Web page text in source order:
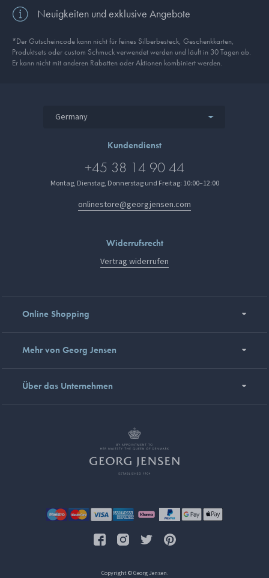
Neuigkeiten und exklusive Angebote
*Der Gutscheincode kann nicht für feines Silberbesteck, Geschenkkarten,
Produkt­sets oder custom Schmuck verwendet werden und läuft in 30 Tagen ab.
Er kann nicht mit anderen Rabatten oder Aktionen kombiniert werden.
Germany
Kundendienst
+45 38 14 90 44
Montag, Dienstag, Donnerstag und Freitag: 10:00–12:00
onlinestore@georgjensen.com
Widerrufsrecht
Vertrag widerrufen
Online Shopping
Mehr von Georg Jensen
Über das Unternehmen
Copyright © Georg Jensen.